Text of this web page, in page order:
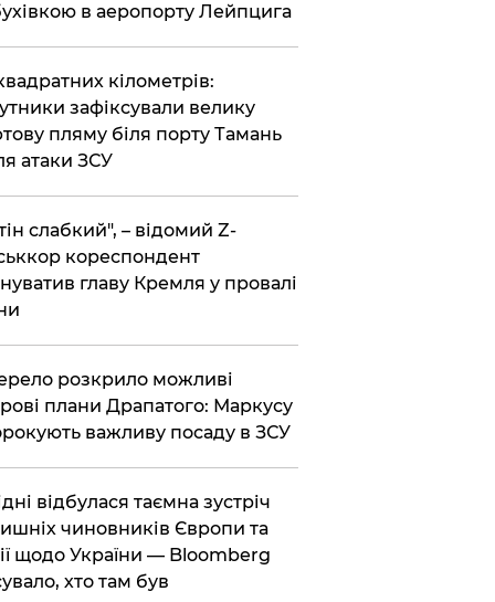
в аеропорту Лейпцига
кілометрів:
зафіксували велику
пляму біля порту Тамань
атаки ЗСУ
слабкий", – відомий Z-
кореспондент
главу Кремля у провалі
розкрило можливі
плани Драпатого: Маркусу
важливу посаду в ЗСУ
відбулася таємна зустріч
чиновників Європи та
щодо України — Bloomberg
хто там був